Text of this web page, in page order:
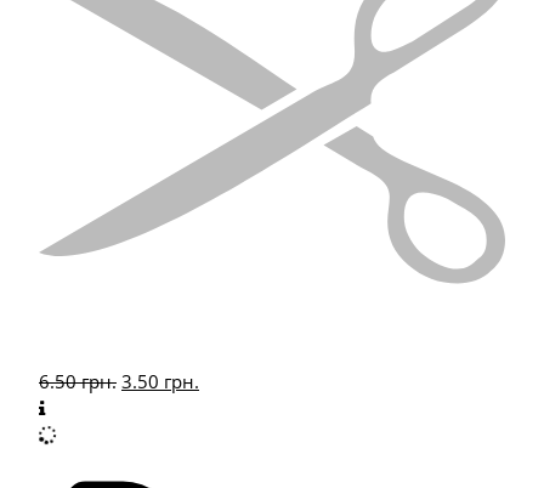
6.50грн. 3.50 грн.